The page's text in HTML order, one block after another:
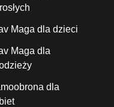
Maga dla dzieci
Maga dla
dla